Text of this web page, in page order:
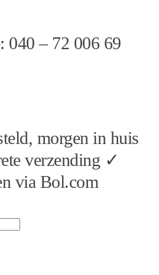
040 – 72 006 69
morgen in huis
verzending ✓
via Bol.com